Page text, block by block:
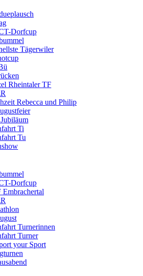
Dorfcup
Tägerwiler
Rheintaler TF
Rebecca und Philip
Ti
Tu
Dorfcup
Embrachertal
Turnerinnen
Turner
your Sport